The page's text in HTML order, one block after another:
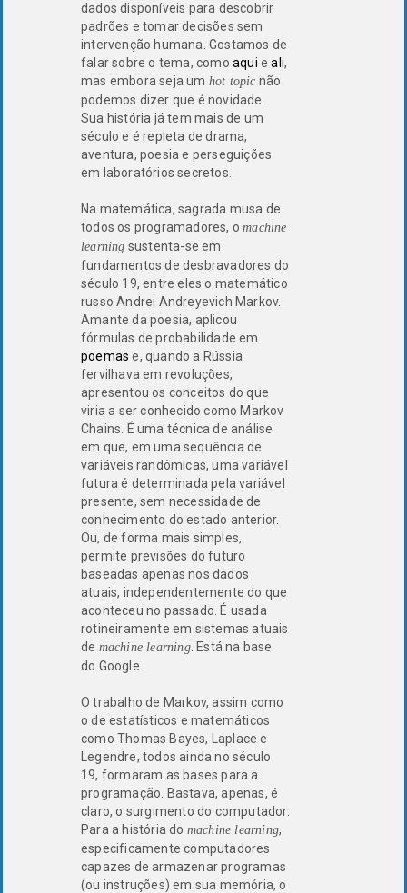
dados disponíveis para descobrir
padrões e tomar decisões sem
intervenção humana. Gostamos de
falar sobre o tema, como aqui eali,
mas embora seja um hot topic não
podemos dizer que é novidade.
Sua história já tem mais de um
século e é repleta de drama,
aventura, poesia e perseguições
em laboratórios secretos.
Na matemática, sagrada musa de
todos os programadores, omachine
learning sustenta-se em
fundamentos de desbravadores do
século 19, entre eles o matemático
russo Andrei Andreyevich Markov.
Amante da poesia, aplicou
fórmulas de probabilidade em
poemas e, quando a Rússia
fervilhava em revoluções,
apresentou os conceitos do que
viria a ser conhecido como Markov
Chains. É uma técnica de análise
em que, em uma sequência de
variáveis randômicas, uma variável
futura é determinada pela variável
presente, sem necessidade de
conhecimento do estado anterior.
Ou, de forma mais simples,
permite previsões do futuro
baseadas apenas nos dados
atuais, independentemente do que
aconteceu no passado. É usada
rotineiramente em sistemas atuais
de machine learning. Está na base
do Google.
O trabalho de Markov, assim como
o de estatísticos e matemáticos
como Thomas Bayes, Laplace e
Legendre, todos ainda no século
19, formaram as bases para a
programação. Bastava, apenas, é
claro, o surgimento do computador.
Para a história do machine learning,
especificamente computadores
capazes de armazenar programas
(ou instruções) em sua memória, o